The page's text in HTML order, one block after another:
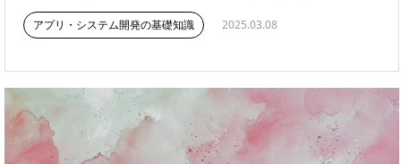
アプリ・システム開発の基礎知識 2025.03.08